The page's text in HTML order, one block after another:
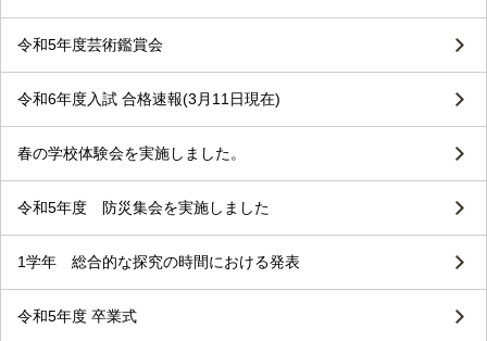
令和5年度芸術鑑賞会
令和6年度入試 合格速報(3月11日現在)
春の学校体験会を実施しました。
令和5年度 防災集会を実施しました
1学年 総合的な探究の時間における発表
令和5年度 卒業式